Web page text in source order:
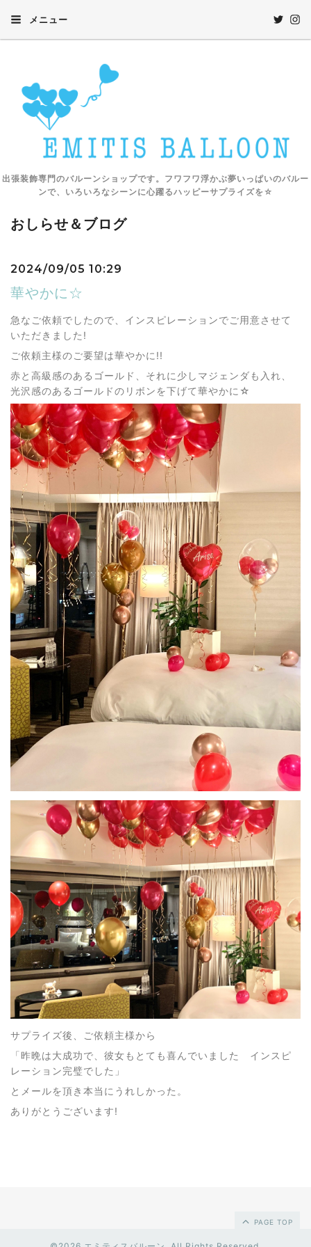
メニュー
出張装飾専門のバルーンショップです。フワフワ浮かぶ夢いっぱいのバルー
ンで、いろいろなシーンに心躍るハッピーサプライズを☆
おしらせ＆ブログ
2024/09/05 10:29
華やかに☆
急なご依頼でしたので、インスピレーションでご用意させて
いただきました!
ご依頼主様のご要望は華やかに!!
赤と高級感のあるゴールド、それに少しマジェンダも入れ、
光沢感のあるゴールドのリボンを下げて華やかに☆
サプライズ後、ご依頼主様から
「昨晩は大成功で、彼女もとても喜んでいました インスピ
レーション完璧でした」
とメールを頂き本当にうれしかった。
ありがとうございます!
PAGE TOP